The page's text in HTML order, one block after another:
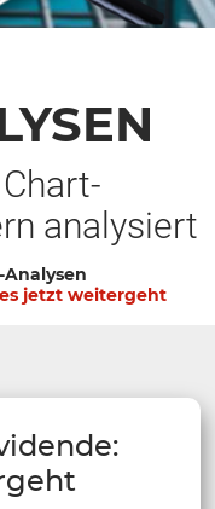
analysiert
jetzt weitergeht